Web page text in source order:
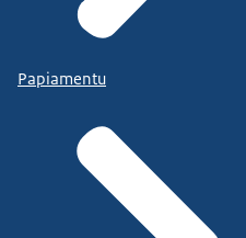
Papiamentu